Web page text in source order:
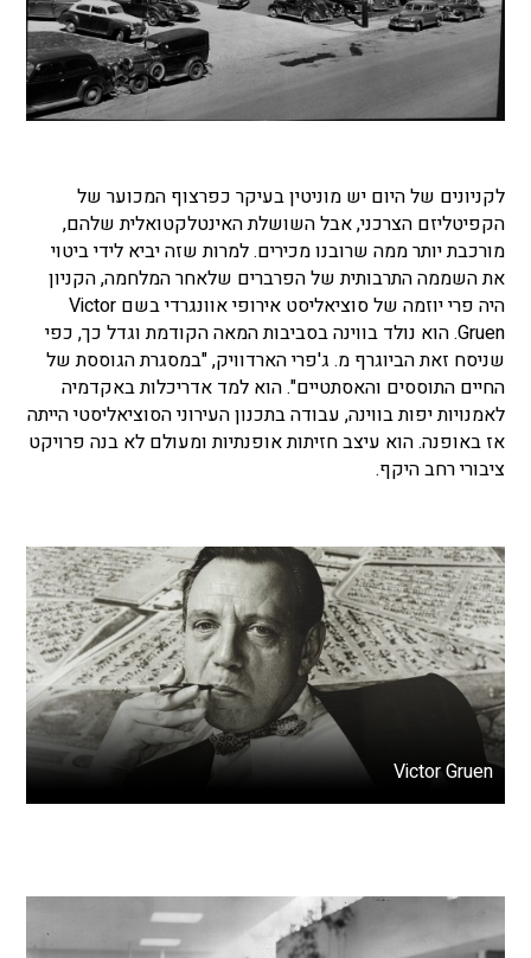
לקניונים של היום יש מוניטין בעיקר כפרצוף המכוער של
הקפיטליזם הצרכני, אבל השושלת האינטלקטואלית שלהם,
מורכבת יותר ממה שרובנו מכירים. למרות שזה יביא לידי ביטוי
את השממה התרבותית של הפרברים שלאחר המלחמה, הקניון
היה פרי יוזמה של סוציאליסט אירופי אוונגרדי בשם Victor
Gruen. הוא נולד בווינה בסביבות המאה הקודמת וגדל כך, כפי
שניסח זאת הביוגרף מ. ג'פרי הארדוויק, "במסגרת הגוססת של
החיים התוססים והאסתטיים". הוא למד אדריכלות באקדמיה
לאמנויות יפות בווינה, עבודה בתכנון העירוני הסוציאליסטי הייתה
אז באופנה. הוא עיצב חזיתות אופנתיות ומעולם לא בנה פרויקט
ציבורי רחב היקף.
Victor Gruen